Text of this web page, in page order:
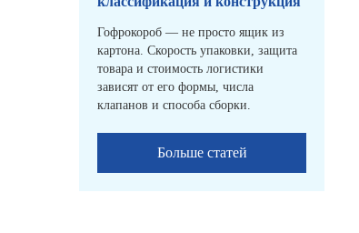
Гофрокороб — не просто ящик из
картона. Скорость упаковки, защита
товара и стоимость логистики
зависят от его формы, числа
клапанов и способа сборки.
Больше статей